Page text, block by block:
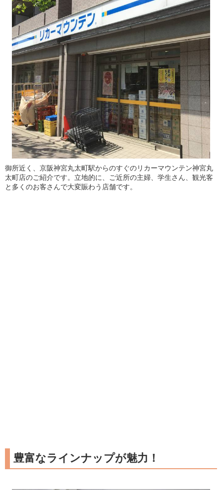
御所近く、京阪神宮丸太町駅からのすぐのリカーマウンテン神宮丸
太町店のご紹介です。立地的に、ご近所の主婦、学生さん、観光客
と多くのお客さんで大変賑わう店舗です。
豊富なラインナップが魅力！